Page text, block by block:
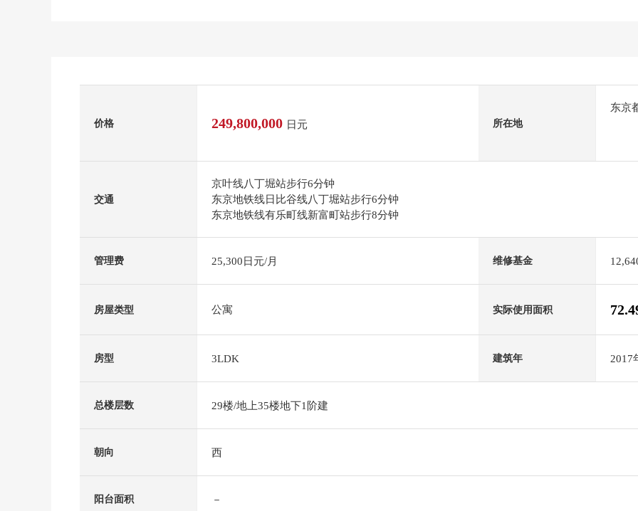
价格 249,800,000 日元 所在地
东京
交通
京叶线八丁堀站步行6分钟
东京地铁线日比谷线八丁堀站步行6分钟
东京地铁线有乐町线新富町站步行8分钟
管理费 25,300日元/月 维修基金
房屋类型 公寓 实际使用面积
房型 3LDK 建筑年 2017
总楼层数 29楼/地上35楼地下1阶建
朝向 西
阳台面积 －